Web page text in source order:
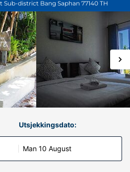
Sub-district Bang Saphan 77140 TH
Utsjekkingsdato:
Man 10 August